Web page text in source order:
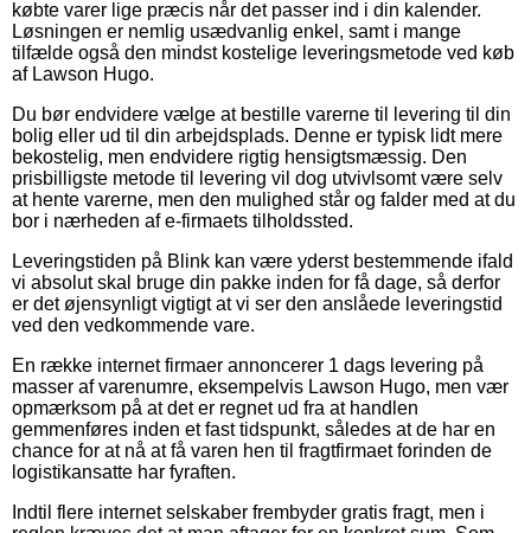
købte varer lige præcis når det passer ind i din kalender.
Løsningen er nemlig usædvanlig enkel, samt i mange
tilfælde også den mindst kostelige leveringsmetode ved køb
af Lawson Hugo.
Du bør endvidere vælge at bestille varerne til levering til din
bolig eller ud til din arbejdsplads. Denne er typisk lidt mere
bekostelig, men endvidere rigtig hensigtsmæssig. Den
prisbilligste metode til levering vil dog utvivlsomt være selv
at hente varerne, men den mulighed står og falder med at du
bor i nærheden af e-firmaets tilholdssted.
Leveringstiden på Blink kan være yderst bestemmende ifald
vi absolut skal bruge din pakke inden for få dage, så derfor
er det øjensynligt vigtigt at vi ser den anslåede leveringstid
ved den vedkommende vare.
En række internet firmaer annoncerer 1 dags levering på
masser af varenumre, eksempelvis Lawson Hugo, men vær
opmærksom på at det er regnet ud fra at handlen
gemmenføres inden et fast tidspunkt, således at de har en
chance for at nå at få varen hen til fragtfirmaet forinden de
logistikansatte har fyraften.
Indtil flere internet selskaber frembyder gratis fragt, men i